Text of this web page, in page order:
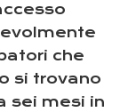
che
si trovano
sei mesi in